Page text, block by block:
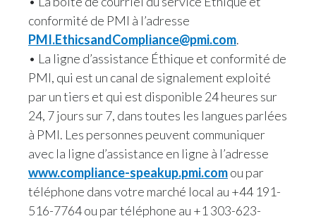
conformité de PMI à l’adresse
PMI.EthicsandCompliance@pmi.com.
• La ligne d’assistance Éthique et conformité de
PMI, qui est un canal de signalement exploité
par un tiers et qui est disponible 24 heures sur
24, 7 jours sur 7, dans toutes les langues parlées
à PMI. Les personnes peuvent communiquer
avec la ligne d’assistance en ligne à l’adresse
www.compliance-speakup.pmi.comou par
téléphone dans votre marché local au +44 191-
516-7764 ou par téléphone au +1 303-623-